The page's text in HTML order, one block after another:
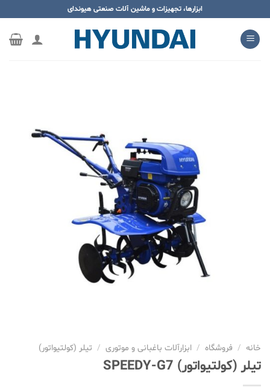
محتوا
بروید
ابزارها، تجهیزات و ماشین آلات صنعتی هیوندای
خانه / فروشگاه / ابزارآلات باغبانی و موتوری / تیلر (کولتیواتور)
تیلر (کولتیواتور) SPEEDY-G7